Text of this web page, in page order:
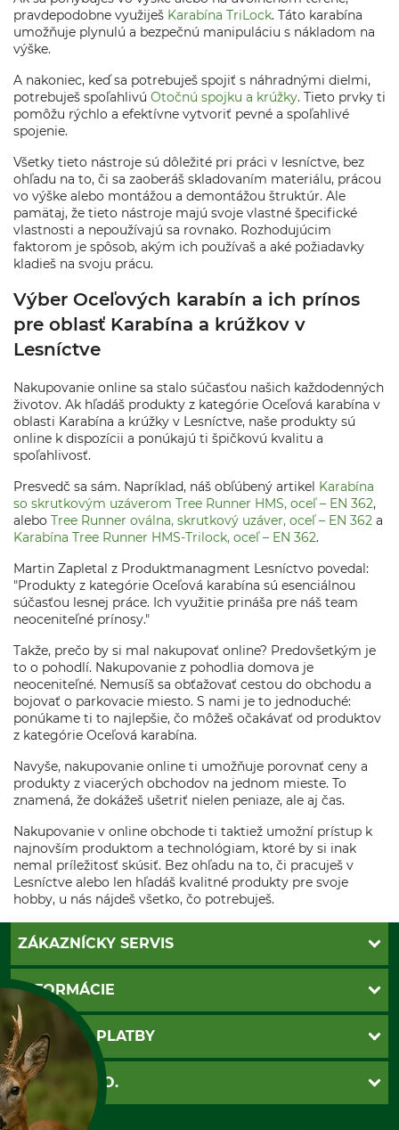
pravdepodobne využiješ Karabína TriLock. Táto karabína
umožňuje plynulú a bezpečnú manipuláciu s nákladom na
výške.
A nakoniec, keď sa potrebuješ spojiť s náhradnými dielmi,
potrebuješ spoľahlivú Otočnú spojku a krúžky. Tieto prvky ti
pomôžu rýchlo a efektívne vytvoriť pevné a spoľahlivé
spojenie.
Všetky tieto nástroje sú dôležité pri práci v lesníctve, bez
ohľadu na to, či sa zaoberáš skladovaním materiálu, prácou
vo výške alebo montážou a demontážou štruktúr. Ale
pamätaj, že tieto nástroje majú svoje vlastné špecifické
vlastnosti a nepoužívajú sa rovnako. Rozhodujúcim
faktorom je spôsob, akým ich používaš a aké požiadavky
kladieš na svoju prácu.
Výber Oceľových karabín a ich prínos
pre oblasť Karabína a krúžkov v
Lesníctve
Nakupovanie online sa stalo súčasťou našich každodenných
životov. Ak hľadáš produkty z kategórie Oceľová karabína v
oblasti Karabína a krúžky v Lesníctve, naše produkty sú
online k dispozícii a ponúkajú ti špičkovú kvalitu a
spoľahlivosť.
Presvedč sa sám. Napríklad, náš obľúbený artikel Karabína
so skrutkovým uzáverom Tree Runner HMS, oceľ – EN 362,
alebo Tree Runner oválna, skrutkový uzáver, oceľ – EN 362 a
Karabína Tree Runner HMS-Trilock, oceľ – EN 362.
Martin Zapletal z Produktmanagment Lesníctvo povedal:
"Produkty z kategórie Oceľová karabína sú esenciálnou
súčasťou lesnej práce. Ich využitie prináša pre náš team
neoceniteľné prínosy."
Takže, prečo by si mal nakupovať online? Predovšetkým je
to o pohodlí. Nakupovanie z pohodlia domova je
neoceniteľné. Nemusíš sa obťažovať cestou do obchodu a
bojovať o parkovacie miesto. S nami je to jednoduché:
ponúkame ti to najlepšie, čo môžeš očakávať od produktov
z kategórie Oceľová karabína.
Navyše, nakupovanie online ti umožňuje porovnať ceny a
produkty z viacerých obchodov na jednom mieste. To
znamená, že dokážeš ušetriť nielen peniaze, ale aj čas.
Nakupovanie v online obchode ti taktiež umožní prístup k
najnovším produktom a technológiam, ktoré by si inak
nemal príležitosť skúsiť. Bez ohľadu na to, či pracuješ v
Lesníctve alebo len hľadáš kvalitné produkty pre svoje
hobby, u nás nájdeš všetko, čo potrebuješ.
ZÁKAZNÍCKY SERVIS
Kontakt
Katalógy
Newsletter
Nastavenia súborov cookie
INFORMÁCIE
Povinné údaje
Obchodné podmienky
Ochrana osobnych udajov
Otváracie hodiny
Zrušenie objednávky
SPÔSOBY PLATBY
Dobierka
Platba vopred
Sepa-inkaso
GRUBE S.R.O.
O nás